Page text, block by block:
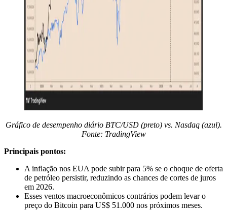
Gráfico de desempenho diário BTC/USD (preto) vs. Nasdaq (azul).
Fonte: TradingView
Principais pontos:
A inflação nos EUA pode subir para 5% se o choque de oferta
de petróleo persistir, reduzindo as chances de cortes de juros
em 2026.
Esses ventos macroeconômicos contrários podem levar o
preço do Bitcoin para US$ 51.000 nos próximos meses.